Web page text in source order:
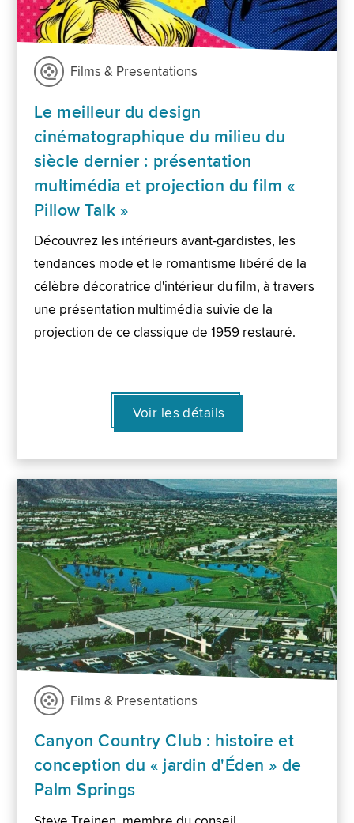
Films & Presentations
Le meilleur du design
cinématographique du milieu du
siècle dernier : présentation
multimédia et projection du film «
Pillow Talk »
Découvrez les intérieurs avant-gardistes, les
tendances mode et le romantisme libéré de la
célèbre décoratrice d'intérieur du film, à travers
une présentation multimédia suivie de la
projection de ce classique de 1959 restauré.
Voir les détails
Films & Presentations
Canyon Country Club : histoire et
conception du « jardin d'Éden » de
Palm Springs